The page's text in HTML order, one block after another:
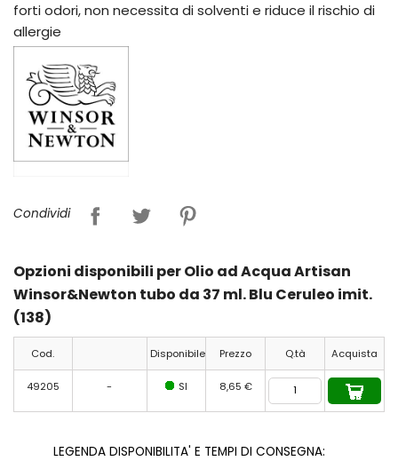
forti odori, non necessita di solventi e riduce il rischio di
allergie
Condividi
Opzioni disponibili per Olio ad Acqua Artisan
Winsor&Newton tubo da 37 ml. Blu Ceruleo imit.
(138)
Cod. Disponibile Prezzo Q.tà Acquista
49205 - SI 8,65 €
LEGENDA DISPONIBILITA' E TEMPI DI CONSEGNA: